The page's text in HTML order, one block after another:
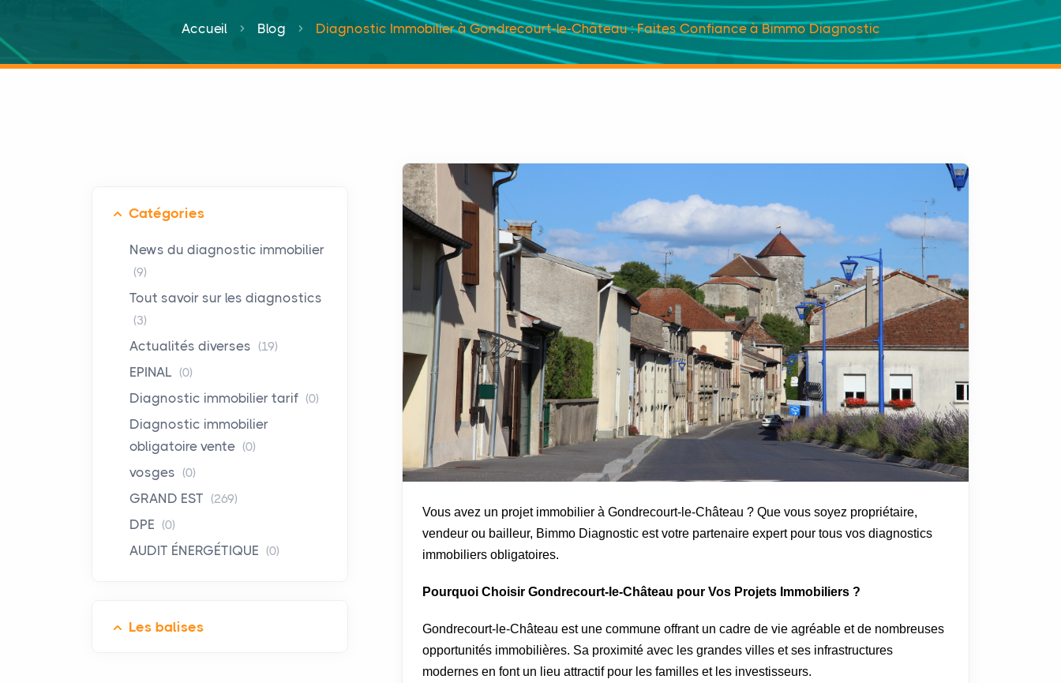
Accueil Blog Diagnostic Immobilier à Gondrecourt-le-Château : Faites Confiance à Bimmo Diagnostic
Vous avez un projet immobilier à Gondrecourt-le-Château ? Que vous soyez propriétaire,
vendeur ou bailleur, Bimmo Diagnostic est votre partenaire expert pour tous vos diagnostics
immobiliers obligatoires.
Pourquoi Choisir Gondrecourt-le-Château pour Vos Projets Immobiliers ?
Gondrecourt-le-Château est une commune offrant un cadre de vie agréable et de nombreuses
opportunités immobilières. Sa proximité avec les grandes villes et ses infrastructures
modernes en font un lieu attractif pour les familles et les investisseurs.
Catégories
News du diagnostic immobilier
(9)
Tout savoir sur les diagnostics
(3)
Actualités diverses (19)
EPINAL (0)
Diagnostic immobilier tarif (0)
Diagnostic immobilier
obligatoire vente (0)
vosges (0)
GRAND EST (269)
DPE (0)
AUDIT ÉNERGÉTIQUE (0)
Les balises